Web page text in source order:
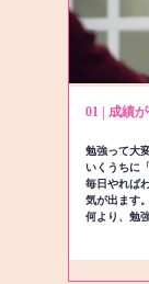
01 | 成績
勉強って大
いくうちに
毎日やれば
気が出ます。
何より、勉